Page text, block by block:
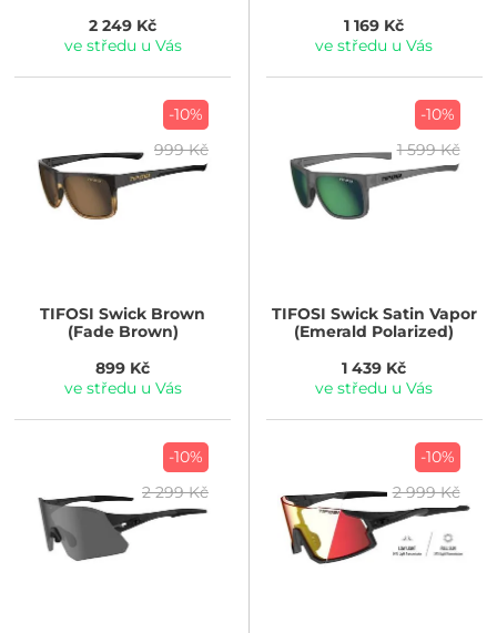
2 249 Kč
ve středu u Vás
1 169 Kč
ve středu u Vás
-10%
999 Kč
TIFOSI Swick Brown
(Fade Brown)
899 Kč
ve středu u Vás
-10%
1 599 Kč
TIFOSI Swick Satin Vapor
(Emerald Polarized)
1 439 Kč
ve středu u Vás
-10%
2 299 Kč
-10%
2 999 Kč